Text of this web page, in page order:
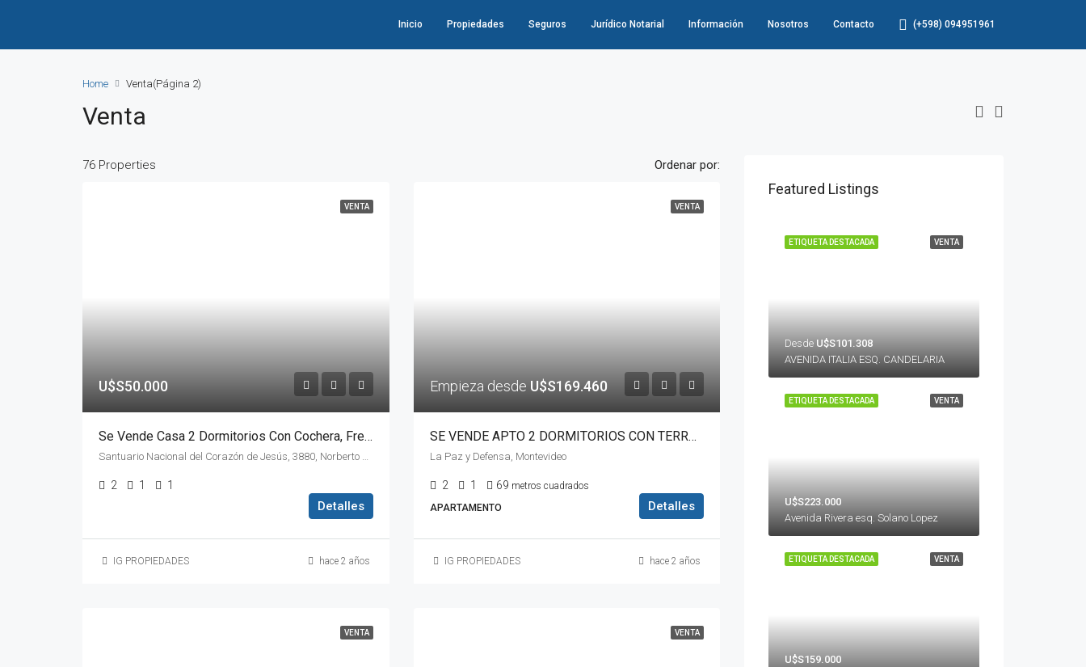
Inicio Propiedades Seguros Jurídico Notarial Información Nosotros Contacto (+598) 094951961
Home Venta(Página 2)
Venta
76 Properties Ordenar por:
VENTA
U$S50.000
Se Vende Casa 2 Dormitorios Con Cochera, Frente Con Parrilllero Y Altillo
2 1 1
Detalles
IG PROPIEDADES hace 2 años
VENTA
Empieza desde U$S169.460
SE VENDE APTO 2 DORMITORIOS CON TERRAZA EN LA COMERCIAL
La Paz y Defensa, Montevideo
2 1 69 metros cuadrados
APARTAMENTO
Detalles
IG PROPIEDADES hace 2 años
VENTA VENTA
Featured Listings
VENTA
ETIQUETA DESTACADA
Desde U$S101.308
AVENIDA ITALIA ESQ. CANDELARIA
VENTA
ETIQUETA DESTACADA
U$S223.000
Avenida Rivera esq. Solano Lopez
VENTA
ETIQUETA DESTACADA
U$S159.000